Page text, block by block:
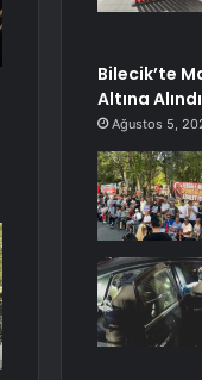
Bilecik’te
Altına Alındı
Ağustos 5,